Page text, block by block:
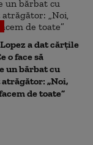
a dat cărțile
o face să
un bărbat cu
„Noi,
de toate”